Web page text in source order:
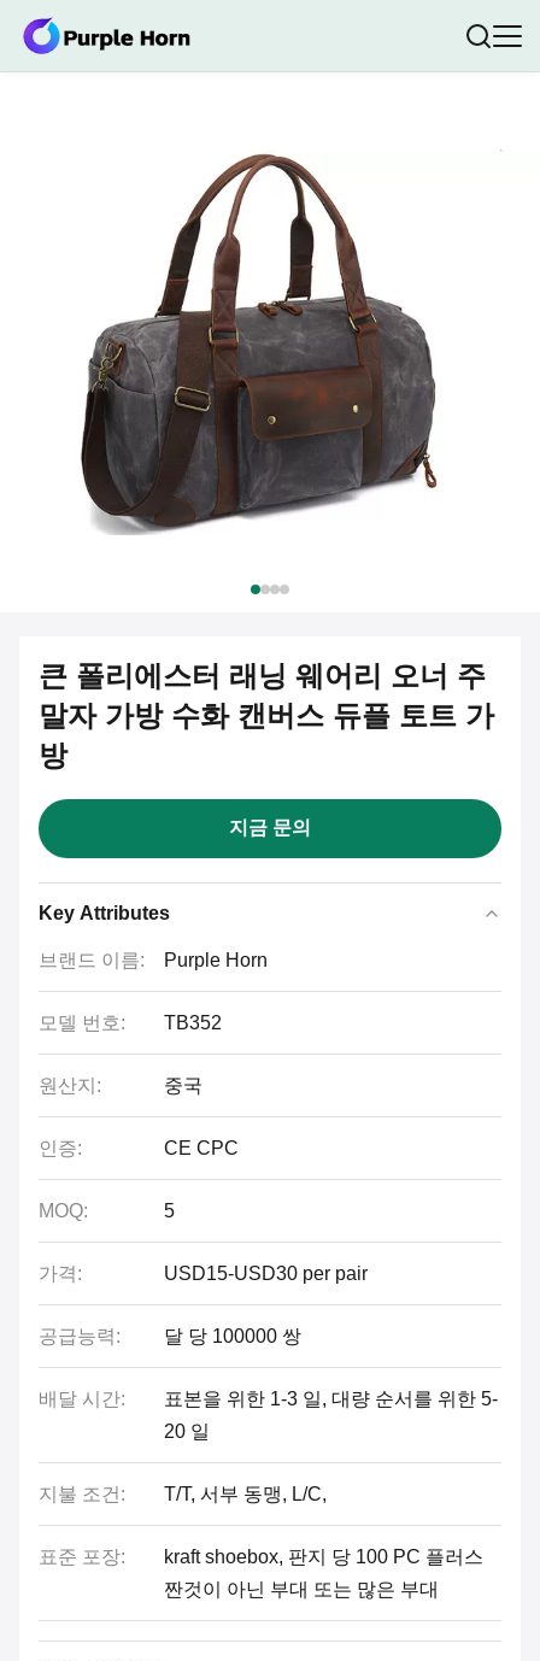
큰 폴리에스터 래닝 웨어리 오너 주
말자 가방 수화 캔버스 듀플 토트 가
방
지금 문의
Key Attributes
브랜드 이름: Purple Horn
모델 번호: TB352
원산지: 중국
인증: CE CPC
MOQ: 5
가격: USD15-USD30 per pair
공급능력: 달 당 100000 쌍
배달 시간:
표본을 위한 1-3 일, 대량 순서를 위한 5-
20 일
지불 조건: T/T, 서부 동맹, L/C,
표준 포장:
kraft shoebox, 판지 당 100 PC 플러스
짠것이 아닌 부대 또는 많은 부대